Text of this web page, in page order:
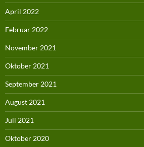
April 2022
Februar 2022
November 2021
Oktober 2021
September 2021
August 2021
Juli 2021
Oktober 2020